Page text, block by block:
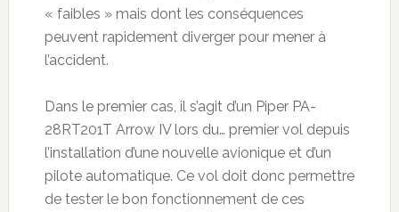
« faibles » mais dont les conséquences
peuvent rapidement diverger pour mener à
l’accident.
Dans le premier cas, il s’agit d’un Piper PA-
28RT201T Arrow IV lors du… premier vol depuis
l’installation d’une nouvelle avionique et d’un
pilote automatique. Ce vol doit donc permettre
de tester le bon fonctionnement de ces